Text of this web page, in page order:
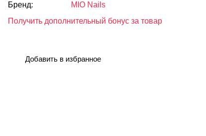
Бренд:
MIO Nails
Получить дополнительный бонус за товар
Добавить в избранное